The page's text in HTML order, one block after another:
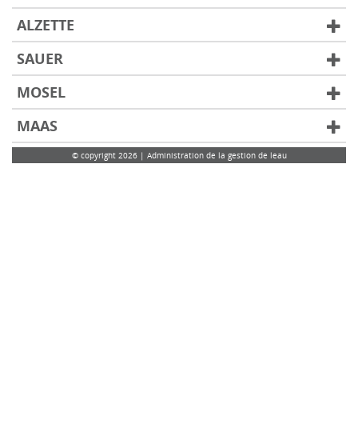
ALZETTE
SAUER
MOSEL
MAAS
© copyright 2026 | Administration de la gestion de leau